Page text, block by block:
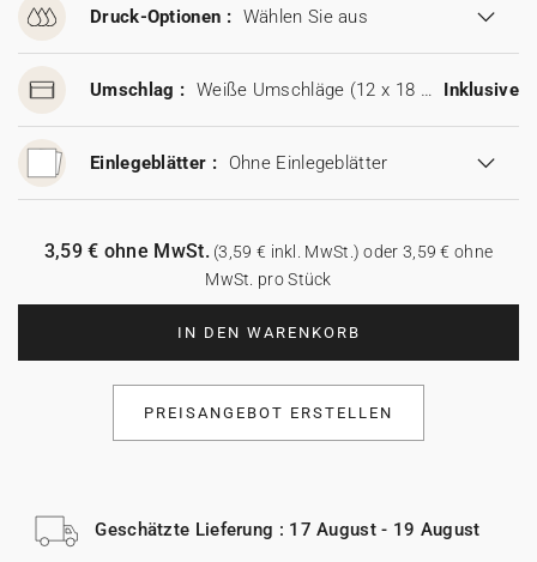
Druck-Optionen : Wählen Sie aus
Umschlag : Weiße Umschläge (12 x 18 cm) Inklusive
Einlegeblätter : Ohne Einlegeblätter
IN DEN WARENKORB
3,59 € ohne MwSt.(3,59 € inkl. MwSt.) oder 3,59 € ohne
MwSt. pro Stück
PREISANGEBOT ERSTELLEN
Geschätzte Lieferung : 17 August - 19 August